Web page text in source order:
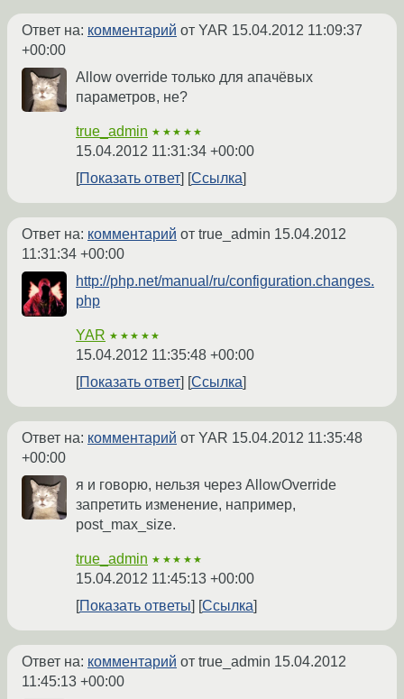
Ответ на: комментарий от YAR 15.04.2012 11:09:37
+00:00
Allow override только для апачёвых
параметров, не?
true_admin ★★★★★
15.04.2012 11:31:34 +00:00
Показать ответ
Ссылка
Ответ на: комментарий от true_admin 15.04.2012
11:31:34 +00:00
http://php.net/manual/ru/configuration.changes.
php
YAR ★★★★★
15.04.2012 11:35:48 +00:00
Показать ответ
Ссылка
Ответ на: комментарий от YAR 15.04.2012 11:35:48
+00:00
я и говорю, нельзя через AllowOverride
запретить изменение, например,
post_max_size.
true_admin ★★★★★
15.04.2012 11:45:13 +00:00
Показать ответы
Ссылка
Ответ на: комментарий от true_admin 15.04.2012
11:45:13 +00:00